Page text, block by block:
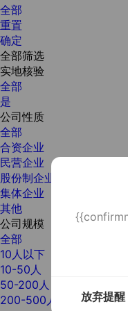
放弃提醒
全部
重置
确定
全部筛选
实地核验
全部
是
公司性质
全部
合资企业
民营企业
股份制企业
集体企业
其他
公司规模
全部
10人以下
10-50人
50-200人
200-500人